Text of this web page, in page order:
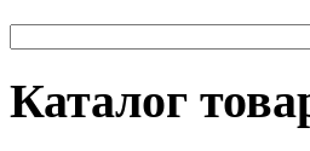
Каталог